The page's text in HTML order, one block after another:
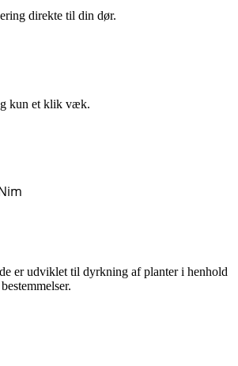
direkte til din dør.
kun et klik væk.
er udviklet til dyrkning af planter i henhold